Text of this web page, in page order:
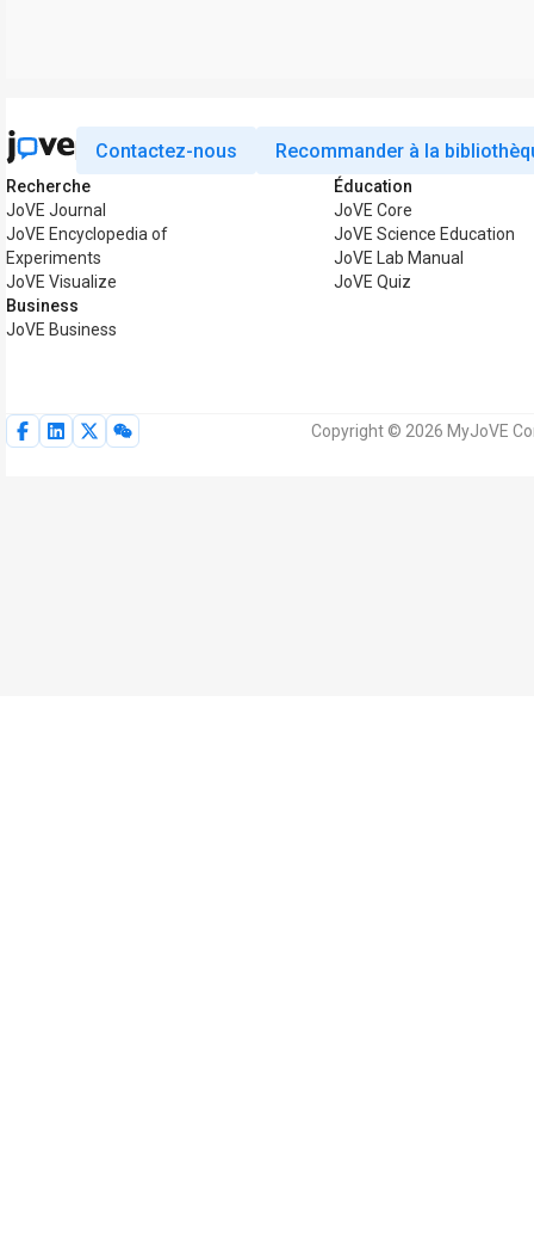
Contactez-nous Recommander à la
Recherche
JoVE Journal
JoVE Encyclopedia of
Experiments
JoVE Visualize
Business
JoVE Business
Éducation
JoVE Core
JoVE Science Education
JoVE Lab Manual
JoVE Quiz
Copyright © 2026 MyJoVE